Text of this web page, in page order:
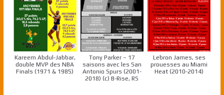
Kareem Abdul-Jabbar,
double MVP des NBA
Finals (1971 & 1985)
Tony Parker – 17
saisons avec les San
Antonio Spurs (2001-
2018) (c) B-Rise, RS
Lebron James, ses
prouesses au Miami
Heat (2010-2014)